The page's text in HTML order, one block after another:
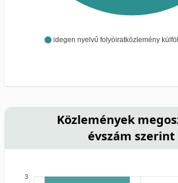
idegen nyelvű folyóiratközlemény
Közlemények
évszám szerint
3